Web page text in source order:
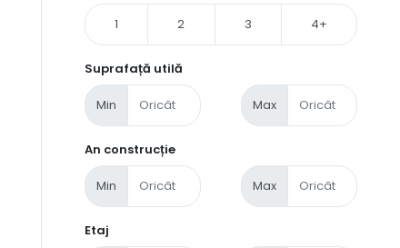
1 2 3 4+
Suprafață utilă
Min Max
An construcție
Min Max
Etaj